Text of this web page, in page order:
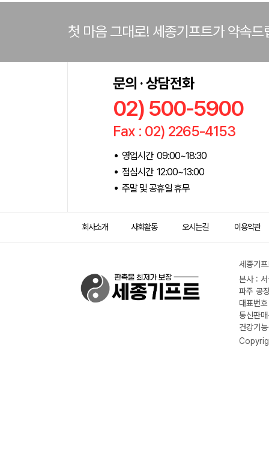
첫 마음 그대로! 세종기프트가 약속드
문의 · 상담전화
02) 500-5900
Fax : 02) 2265-4153
영업시간 09:00~18:30
점심시간 12:00~13:00
주말 및 공휴일 휴무
회사소개 사회활동 오시는길 이용약관
세종기
본사 :
파주 공
대표번
통신판
건강기